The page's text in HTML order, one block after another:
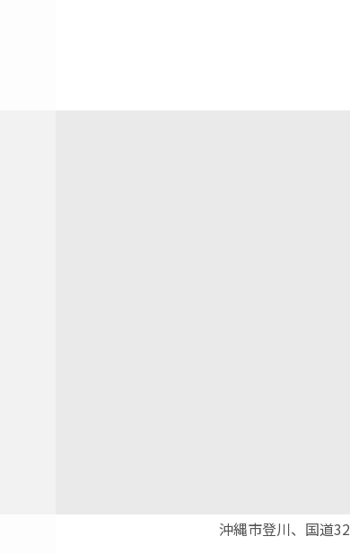
沖縄市登川、国道